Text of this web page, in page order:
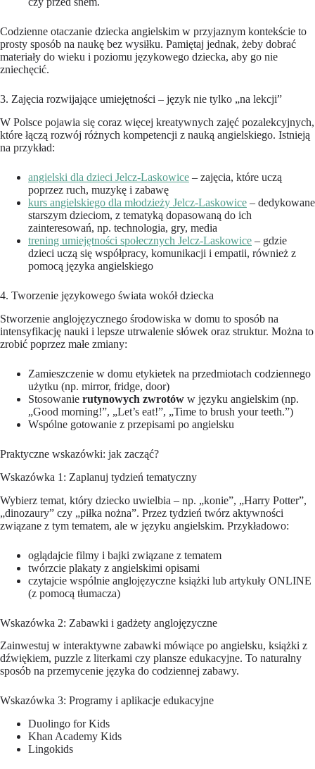
Codzienne otaczanie dziecka angielskim w przyjaznym kontekście to
prosty sposób na naukę bez wysiłku. Pamiętaj jednak, żeby dobrać
materiały do wieku i poziomu językowego dziecka, aby go nie
zniechęcić.
3. Zajęcia rozwijające umiejętności – język nie tylko „na lekcji”
W Polsce pojawia się coraz więcej kreatywnych zajęć pozalekcyjnych,
które łączą rozwój różnych kompetencji z nauką angielskiego. Istnieją
na przykład:
angielski dla dzieci Jelcz-Laskowice – zajęcia, które uczą
poprzez ruch, muzykę i zabawę
kurs angielskiego dla młodzieży Jelcz-Laskowice – dedykowane
starszym dzieciom, z tematyką dopasowaną do ich
zainteresowań, np. technologia, gry, media
trening umiejętności społecznych Jelcz-Laskowice – gdzie
dzieci uczą się współpracy, komunikacji i empatii, również z
pomocą języka angielskiego
4. Tworzenie językowego świata wokół dziecka
Stworzenie anglojęzycznego środowiska w domu to sposób na
intensyfikację nauki i lepsze utrwalenie słówek oraz struktur. Można to
zrobić poprzez małe zmiany:
Zamieszczenie w domu etykietek na przedmiotach codziennego
użytku (np. mirror, fridge, door)
Stosowanie rutynowych zwrotów w języku angielskim (np.
„Good morning!”, „Let’s eat!”, „Time to brush your teeth.”)
Wspólne gotowanie z przepisami po angielsku
Praktyczne wskazówki: jak zacząć?
Wskazówka 1: Zaplanuj tydzień tematyczny
Wybierz temat, który dziecko uwielbia – np. „konie”, „Harry Potter”,
„dinozaury” czy „piłka nożna”. Przez tydzień twórz aktywności
związane z tym tematem, ale w języku angielskim. Przykładowo:
oglądajcie filmy i bajki związane z tematem
twórzcie plakaty z angielskimi opisami
czytajcie wspólnie anglojęzyczne książki lub artykuły ONLINE
(z pomocą tłumacza)
Wskazówka 2: Zabawki i gadżety anglojęzyczne
Zainwestuj w interaktywne zabawki mówiące po angielsku, książki z
dźwiękiem, puzzle z literkami czy plansze edukacyjne. To naturalny
sposób na przemycenie języka do codziennej zabawy.
Wskazówka 3: Programy i aplikacje edukacyjne
Duolingo for Kids
Khan Academy Kids
Lingokids